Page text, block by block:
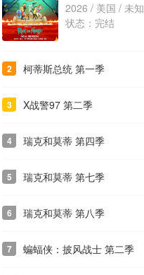
2026 / 美国 / 未知
状态：完结
2 柯蒂斯总统 第一季
3 X战警97 第二季
4 瑞克和莫蒂 第四季
5 瑞克和莫蒂 第七季
6 瑞克和莫蒂 第八季
7 蝙蝠侠：披风战士 第二季